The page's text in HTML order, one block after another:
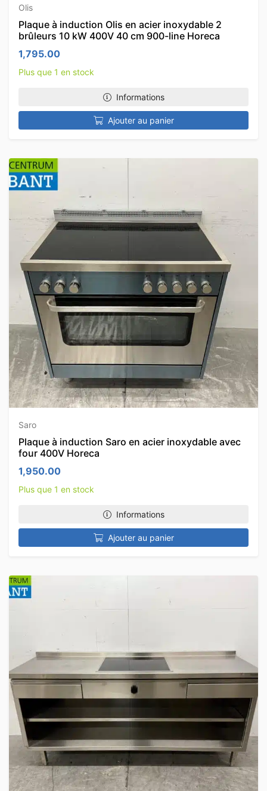
Olis
Plaque à induction Olis en acier inoxydable 2
brûleurs 10 kW 400V 40 cm 900-line Horeca
1,795.00
Plus que 1 en stock
Informations
Ajouter au panier
Saro
Plaque à induction Saro en acier inoxydable avec
four 400V Horeca
1,950.00
Plus que 1 en stock
Informations
Ajouter au panier